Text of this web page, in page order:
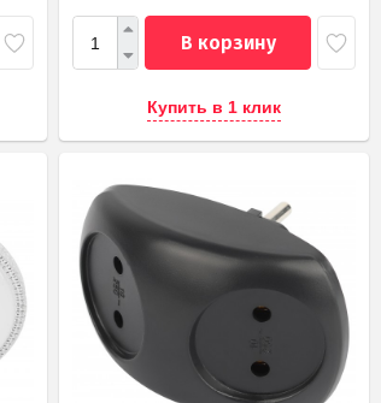
В корзину
Купить в 1 клик